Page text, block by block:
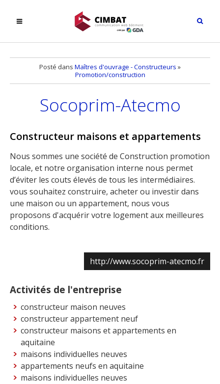
Posté dans Maîtres d'ouvrage - Constructeurs »
Promotion/construction
Socoprim-Atecmo
Constructeur maisons et appartements
Nous sommes une société de Construction promotion
locale, et notre organisation interne nous permet
d’éviter les couts élevés de tous les intermédiaires.
vous souhaitez construire, acheter ou investir dans
une maison ou un appartement, nous vous
proposons d'acquérir votre logement aux meilleures
conditions.
http://www.socoprim-atecmo.fr
Activités de l'entreprise
constructeur maison neuves
constructeur appartement neuf
constructeur maisons et appartements en
aquitaine
maisons individuelles neuves
appartements neufs en aquitaine
maisons individuelles neuves